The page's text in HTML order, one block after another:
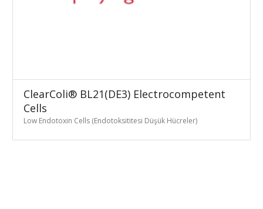
ClearColi® BL21(DE3) Electrocompetent
Cells
Low Endotoxin Cells (Endotoksititesi Düşük Hücreler)